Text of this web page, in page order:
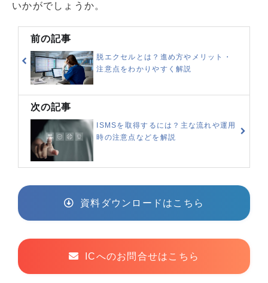
いかがでしょうか。
前の記事
脱エクセルとは？進め方やメリット・
注意点をわかりやすく解説
次の記事
ISMSを取得するには？主な流れや運用
時の注意点などを解説
資料ダウンロードはこちら
ICへのお問合せはこちら